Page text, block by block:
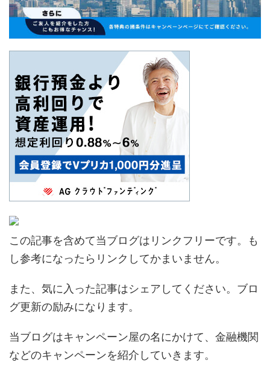
この記事を含めて当ブログはリンクフリーです。も
し参考になったらリンクしてかまいません。
また、気に入った記事はシェアしてください。ブロ
グ更新の励みになります。
当ブログはキャンペーン屋の名にかけて、金融機関
などのキャンペーンを紹介していきます。